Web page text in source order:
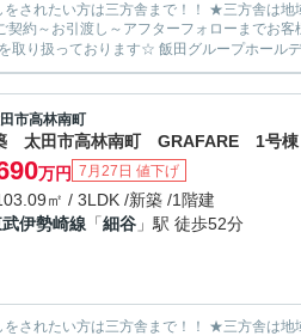
密着度を重視しております★ 地元だから！少人数だから！出
市高林南町
太田市高林南町 GRAFARE 1号棟
万円 7月27日 値下げ
㎡ / 3LDK /新築 /1階建
伊勢崎線 「細谷 」駅 徒歩52分
密着度を重視しております★ 地元だから！少人数だから！出